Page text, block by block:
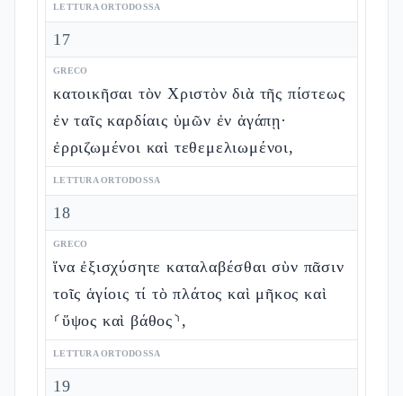
LETTURA ORTODOSSA
17
GRECO
κατοικῆσαι τὸν Χριστὸν διὰ τῆς πίστεως
ἐν ταῖς καρδίαις ὑμῶν ἐν ἀγάπῃ·
ἐρριζωμένοι καὶ τεθεμελιωμένοι,
LETTURA ORTODOSSA
18
GRECO
ἵνα ἐξισχύσητε καταλαβέσθαι σὺν πᾶσιν
τοῖς ἁγίοις τί τὸ πλάτος καὶ μῆκος καὶ
⸂ὕψος καὶ βάθος⸃,
LETTURA ORTODOSSA
19